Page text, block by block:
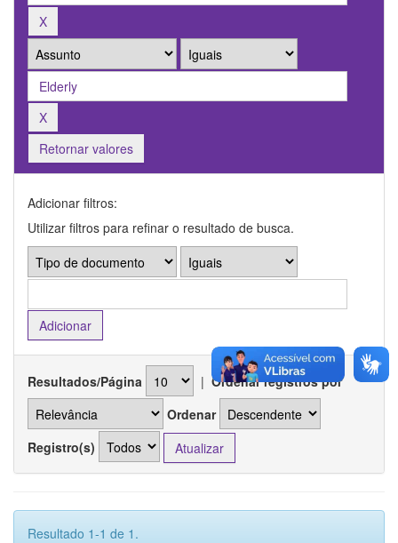
Retornar valores
Adicionar filtros:
Utilizar filtros para refinar o resultado de busca.
Resultados/Página | Ordenar registros por
Ordenar
Registro(s)
Resultado 1-1 de 1.